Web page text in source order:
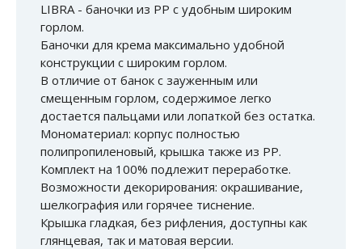
LIBRA - баночки из РР с удобным широким
горлом.
Баночки для крема максимально удобной
конструкции с широким горлом.
В отличие от банок с зауженным или
смещенным горлом, содержимое легко
достается пальцами или лопаткой без остатка.
Мономатериал: корпус полностью
полипропиленовый, крышка также из РР.
Комплект на 100% подлежит переработке.
Возможности декорирования: окрашивание,
шелкография или горячее тиснение.
Крышка гладкая, без рифления, доступны как
глянцевая, так и матовая версии.